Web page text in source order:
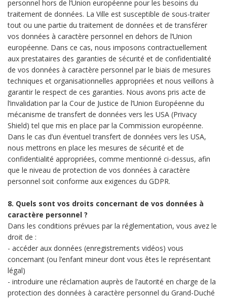
personnel hors de l’Union européenne pour les besoins du
traitement de données. La Ville est susceptible de sous-traiter
tout ou une partie du traitement de données et de transférer
vos données à caractère personnel en dehors de l’Union
européenne. Dans ce cas, nous imposons contractuellement
aux prestataires des garanties de sécurité et de confidentialité
de vos données à caractère personnel par le biais de mesures
techniques et organisationnelles appropriées et nous veillons à
garantir le respect de ces garanties. Nous avons pris acte de
l’invalidation par la Cour de Justice de l’Union Européenne du
mécanisme de transfert de données vers les USA (Privacy
Shield) tel que mis en place par la Commission européenne.
Dans le cas d’un éventuel transfert de données vers les USA,
nous mettrons en place les mesures de sécurité et de
confidentialité appropriées, comme mentionné ci-dessus, afin
que le niveau de protection de vos données à caractère
personnel soit conforme aux exigences du GDPR.
8. Quels sont vos droits concernant de vos données à
caractère personnel ?
Dans les conditions prévues par la réglementation, vous avez le
droit de :
- accéder aux données (enregistrements vidéos) vous
concernant (ou l’enfant mineur dont vous êtes le représentant
légal)
- introduire une réclamation auprès de l’autorité en charge de la
protection des données à caractère personnel du Grand-Duché